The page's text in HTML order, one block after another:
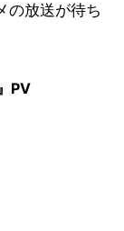
の放送が待ち
PV